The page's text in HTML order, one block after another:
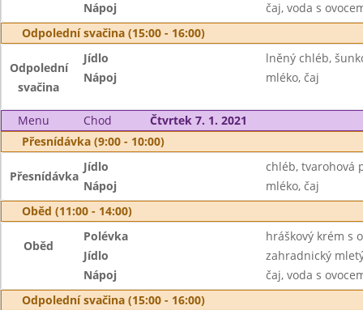
Nápoj
čaj, voda s
Odpolední svačina (15:00 - 16:00)
Odpolední
svačina
Jídlo
lněný chléb,
Nápoj
mléko, čaj
Menu Chod
Čtvrtek 7. 1. 2021
Přesnídávka (9:00 - 10:00)
Přesnídávka
Jídlo
chléb, tvarohová
Nápoj
mléko, čaj
Oběd (11:00 - 14:00)
Oběd
Polévka
hráškový krém s
Jídlo
zahradnický
Nápoj
čaj, voda s
Odpolední svačina (15:00 - 16:00)